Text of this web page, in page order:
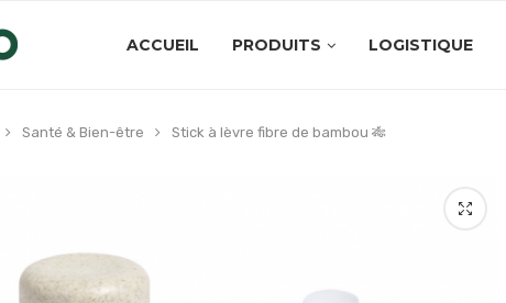
ACCUEIL PRODUITS LOGISTIQUE
Santé & Bien-être Stick à lèvre fibre de bambou 🎋